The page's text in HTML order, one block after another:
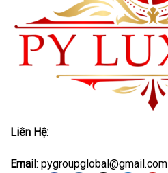
Liên Hệ:
Email: pygroupglobal@gmail.com